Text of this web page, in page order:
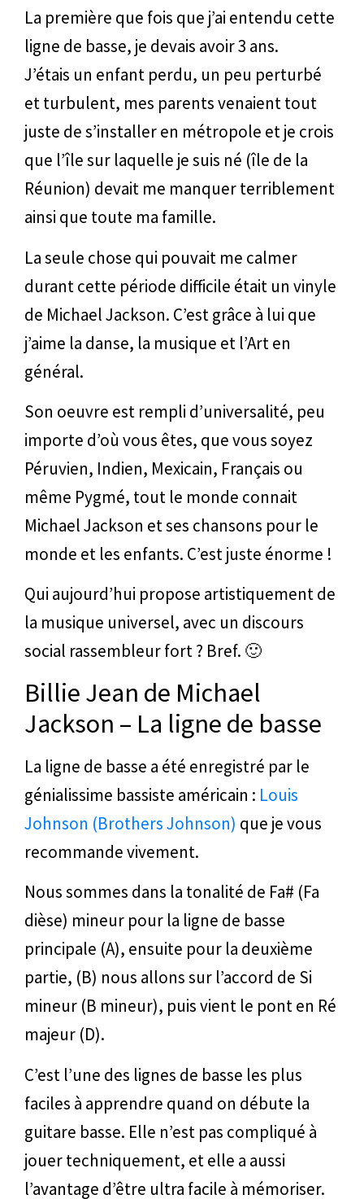
La première que fois que j’ai entendu cette
ligne de basse, je devais avoir 3 ans.
J’étais un enfant perdu, un peu perturbé
et turbulent, mes parents venaient tout
juste de s’installer en métropole et je crois
que l’île sur laquelle je suis né (île de la
Réunion) devait me manquer terriblement
ainsi que toute ma famille.
La seule chose qui pouvait me calmer
durant cette période difficile était un vinyle
de Michael Jackson. C’est grâce à lui que
j’aime la danse, la musique et l’Art en
général.
Son oeuvre est rempli d’universalité, peu
importe d’où vous êtes, que vous soyez
Péruvien, Indien, Mexicain, Français ou
même Pygmé, tout le monde connait
Michael Jackson et ses chansons pour le
monde et les enfants. C’est juste énorme !
Qui aujourd’hui propose artistiquement de
la musique universel, avec un discours
social rassembleur fort ? Bref. 🙂
Billie Jean de Michael
Jackson – La ligne de basse
La ligne de basse a été enregistré par le
génialissime bassiste américain : Louis
Johnson (Brothers Johnson) que je vous
recommande vivement.
Nous sommes dans la tonalité de Fa# (Fa
dièse) mineur pour la ligne de basse
principale (A), ensuite pour la deuxième
partie, (B) nous allons sur l’accord de Si
mineur (B mineur), puis vient le pont en Ré
majeur (D).
C’est l’une des lignes de basse les plus
faciles à apprendre quand on débute la
guitare basse. Elle n’est pas compliqué à
jouer techniquement, et elle a aussi
l’avantage d’être ultra facile à mémoriser.